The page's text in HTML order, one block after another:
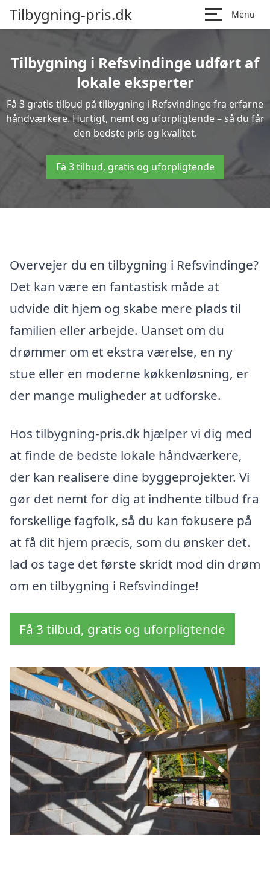
Tilbygning-pris.dk Menu
Tilbygning i Refsvindinge udført af
lokale eksperter
Få 3 gratis tilbud på tilbygning i Refsvindinge fra erfarne
håndværkere. Hurtigt, nemt og uforpligtende – så du får
den bedste pris og kvalitet.
Få 3 tilbud, gratis og uforpligtende
Overvejer du en tilbygning i Refsvindinge?
Det kan være en fantastisk måde at
udvide dit hjem og skabe mere plads til
familien eller arbejde. Uanset om du
drømmer om et ekstra værelse, en ny
stue eller en moderne køkkenløsning, er
der mange muligheder at udforske.
Hos tilbygning-pris.dk hjælper vi dig med
at finde de bedste lokale håndværkere,
der kan realisere dine byggeprojekter. Vi
gør det nemt for dig at indhente tilbud fra
forskellige fagfolk, så du kan fokusere på
at få dit hjem præcis, som du ønsker det.
lad os tage det første skridt mod din drøm
om en tilbygning i Refsvindinge!
Få 3 tilbud, gratis og uforpligtende